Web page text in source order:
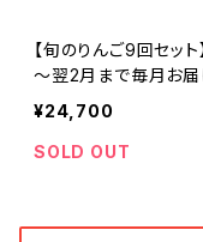
【旬のりんご9回セット
～翌2月まで毎月お届
中りんごに困りません
D0B030
¥24,700
SOLD OUT